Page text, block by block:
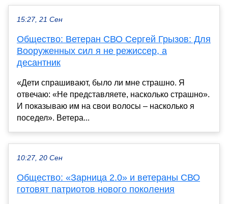
15:27, 21 Сен
Общество: Ветеран СВО Сергей Грызов: Для
Вооруженных сил я не режиссер, а
десантник
«Дети спрашивают, было ли мне страшно. Я
отвечаю: «Не представляете, насколько страшно».
И показываю им на свои волосы – насколько я
поседел». Ветера...
10:27, 20 Сен
Общество: «Зарница 2.0» и ветераны СВО
готовят патриотов нового поколения